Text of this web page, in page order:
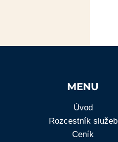
MENU
Úvod
Rozcestník služeb
Ceník